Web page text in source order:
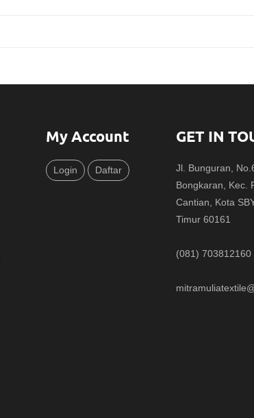
My Account
Login Daftar
GET IN
Jl. Bunguran,
Bongkaran, Kec.
Cantian, Kota
Timur 60161
(081) 703812160